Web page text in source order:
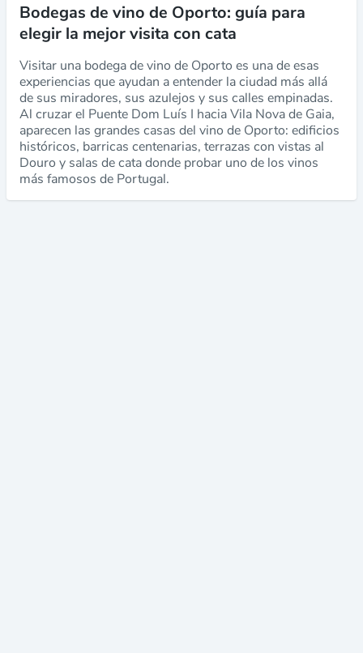
Bodegas de vino de Oporto: guía para
elegir la mejor visita con cata
Visitar una bodega de vino de Oporto es una de esas
experiencias que ayudan a entender la ciudad más allá
de sus miradores, sus azulejos y sus calles empinadas.
Al cruzar el Puente Dom Luís I hacia Vila Nova de Gaia,
aparecen las grandes casas del vino de Oporto: edificios
históricos, barricas centenarias, terrazas con vistas al
Douro y salas de cata donde probar uno de los vinos
más famosos de Portugal.